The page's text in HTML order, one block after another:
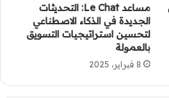
مساعد Le Chat: التحديثات
الجديدة في الذكاء الاصطناعي
لتحسين استراتيجيات التسويق
بالعمولة
8 فبراير، 2025